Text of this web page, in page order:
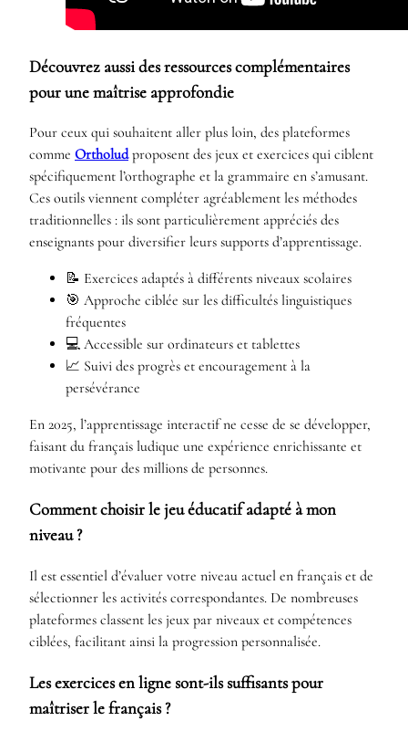
Découvrez aussi des ressources complémentaires
pour une maîtrise approfondie
Pour ceux qui souhaitent aller plus loin, des plateformes
comme Ortholudproposent des jeux et exercices qui ciblent
spécifiquement l’orthographe et la grammaire en s’amusant.
Ces outils viennent compléter agréablement les méthodes
traditionnelles : ils sont particulièrement appréciés des
enseignants pour diversifier leurs supports d’apprentissage.
📝 Exercices adaptés à différents niveaux scolaires
🎯 Approche ciblée sur les difficultés linguistiques
fréquentes
💻 Accessible sur ordinateurs et tablettes
📈 Suivi des progrès et encouragement à la
persévérance
En 2025, l’apprentissage interactif ne cesse de se développer,
faisant du français ludique une expérience enrichissante et
motivante pour des millions de personnes.
Comment choisir le jeu éducatif adapté à mon
niveau ?
Il est essentiel d’évaluer votre niveau actuel en français et de
sélectionner les activités correspondantes. De nombreuses
plateformes classent les jeux par niveaux et compétences
ciblées, facilitant ainsi la progression personnalisée.
Les exercices en ligne sont-ils suffisants pour
maîtriser le français ?